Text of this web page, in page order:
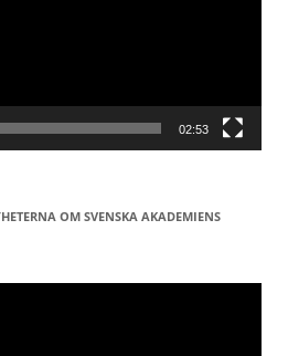
02:53
OM SVENSKA AKADEMIENS